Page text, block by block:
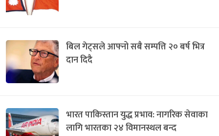
बिल गेट्सले आफ्नो सबै सम्पत्ति २० बर्ष भित्र
दान दिदै
भारत पाकिस्तान युद्ध प्रभाव: नागरिक सेवाका
लागि भारतका २४ विमानस्थल बन्द